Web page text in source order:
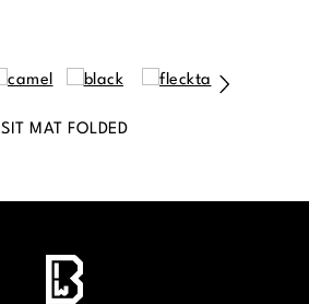
SIT MAT FOLDED